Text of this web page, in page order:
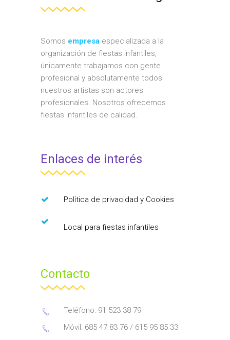
Somos empresa especializada a la
organización de fiestas infantiles,
únicamente trabajamos con gente
profesional y absolutamente todos
nuestros artistas son actores
profesionales. Nosotros ofrecemos
fiestas infantiles de calidad.
Enlaces de interés
Política de privacidad y Cookies
Local para fiestas infantiles
Contacto
Teléfono: 91 523 38 79
Móvil: 685 47 83 76 / 615 95 85 33